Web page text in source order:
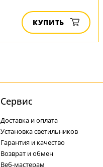
КУПИТЬ
Cервис
Доставка и оплата
Установка светильников
Гарантия и качество
Возврат и обмен
Веб-мастерам